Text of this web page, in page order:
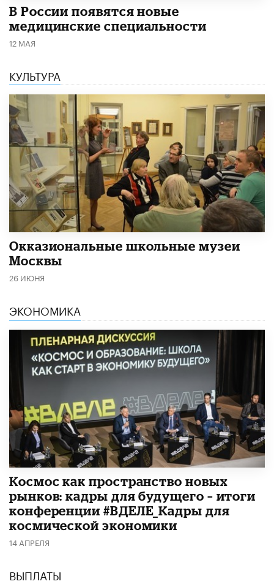
В России появятся новые
медицинские специальности
12 МАЯ
КУЛЬТУРА
​Окказиональные школьные музеи
Москвы
26 ИЮНЯ
ЭКОНОМИКА
Космос как пространство новых
рынков: кадры для будущего – итоги
конференции #ВДЕЛЕ_Кадры для
космической экономики
14 АПРЕЛЯ
ВЫПЛАТЫ